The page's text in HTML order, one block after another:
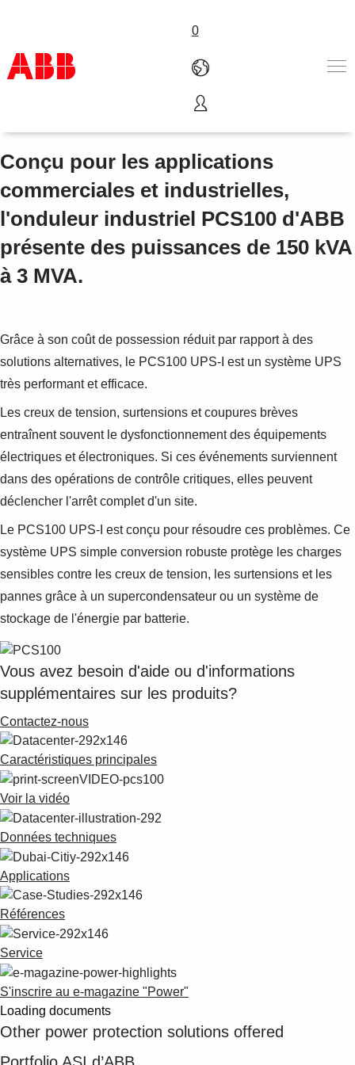
0
Products & Solutions
Services
About us
Where to buy
Contact us
Careers
Suggestions
Products
See more products
Shopping list preview
0
Conçu pour les applications
commerciales et industrielles,
l'onduleur industriel PCS100 d'ABB
présente des puissances de 150 kVA
à 3 MVA.
Grâce à son coût de possession réduit par rapport à des
solutions alternatives, le PCS100 UPS-I est un système UPS
très performant et efficace.
Les creux de tension, surtensions et coupures brèves
entraînent souvent le dysfonctionnement des équipements
électriques et électroniques. Si ces événements surviennent
dans des opérations de contrôle critiques, elles peuvent
déclencher l'arrêt complet d'un site.
Le PCS100 UPS-I est conçu pour résoudre ces problèmes. Ce
système UPS simple conversion robuste protège les charges
sensibles contre les creux de tension, les surtensions et les
pannes grâce à un supercondensateur ou un système de
stockage de l'énergie par batterie.
Vous avez besoin d'aide ou d'informations
supplémentaires sur les produits?
Contactez-nous
Caractéristiques principales
Voir la vidéo
Données techniques
Applications
Références
Service
S'inscrire au e-magazine "Power"
Loading documents
Other power protection solutions offered